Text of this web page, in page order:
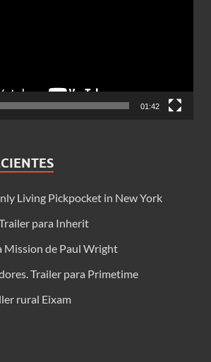
01:42
Living Pickpocket in New York
para Inherit
Mission de Paul Wright
Trailer para Primetime
rural Eixam